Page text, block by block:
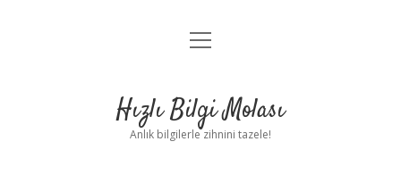
Anasayfa
Yasal Uyarı
menüyü
Hızlı Bilgi Molası
Anlık bilgilerle zihnini tazele!